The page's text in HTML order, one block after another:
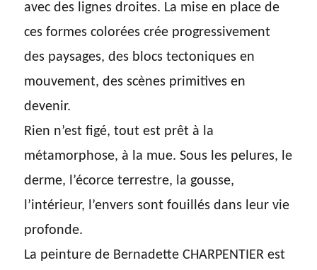
avec des lignes droites. La mise en place de
ces formes colorées crée progressivement
des paysages, des blocs tectoniques en
mouvement, des scènes primitives en
devenir.
Rien n’est figé, tout est prêt à la
métamorphose, à la mue. Sous les pelures, le
derme, l’écorce terrestre, la gousse,
l’intérieur, l’envers sont fouillés dans leur vie
profonde.
La peinture de Bernadette CHARPENTIER est